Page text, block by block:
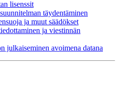
lisenssit
täydentäminen
ja muut säädökset
ja viestinnän
julkaiseminen avoimena datana